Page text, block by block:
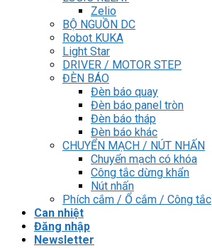
Zelio
BỘ NGUỒN DC
Robot KUKA
Light Star
DRIVER / MOTOR STEP
ĐÈN BÁO
Đèn báo quay
Đèn báo panel tròn
Đèn báo tháp
Đèn báo khác
CHUYỂN MẠCH / NÚT NHẤN
Chuyển mạch có khóa
Công tắc dừng khẩn
Nút nhấn
Phích cắm / Ổ cắm / Công tắc
Can nhiệt
Đăng nhập
Newsletter